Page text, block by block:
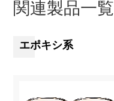
関連製品一覧
エポキシ系